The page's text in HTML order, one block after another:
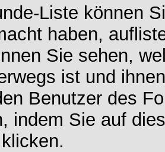
Liste können
haben,
Sie sehen,
ist und
Benutzer des
indem Sie auf